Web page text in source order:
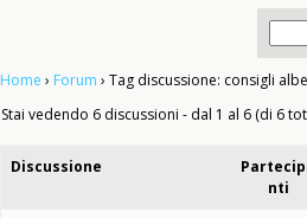
Home › Forum › Tag discussione: consigli
Stai vedendo 6 discussioni - dal 1 al 6 (di 6
Discussione
nti